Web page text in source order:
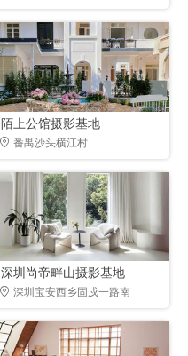
陌上公馆摄影基地
番禺沙头横江村
深圳尚帝畔山摄影基地
深圳宝安西乡固戍一路南